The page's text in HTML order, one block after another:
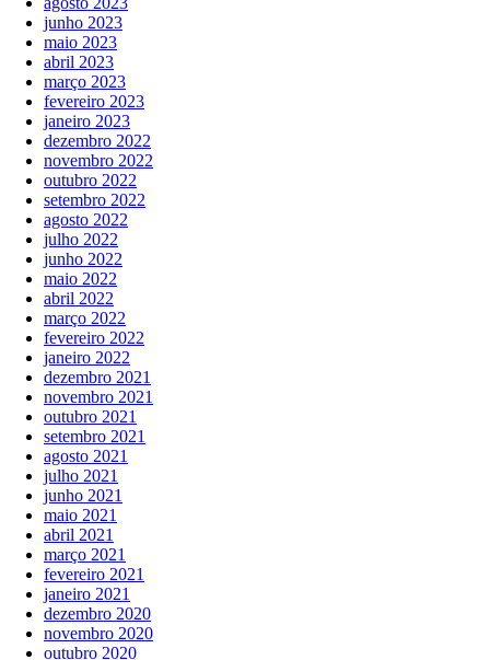
junho 2023
maio 2023
abril 2023
março 2023
fevereiro 2023
janeiro 2023
dezembro 2022
novembro 2022
outubro 2022
setembro 2022
agosto 2022
julho 2022
junho 2022
maio 2022
abril 2022
março 2022
fevereiro 2022
janeiro 2022
dezembro 2021
novembro 2021
outubro 2021
setembro 2021
agosto 2021
julho 2021
junho 2021
maio 2021
abril 2021
março 2021
fevereiro 2021
janeiro 2021
dezembro 2020
novembro 2020
outubro 2020